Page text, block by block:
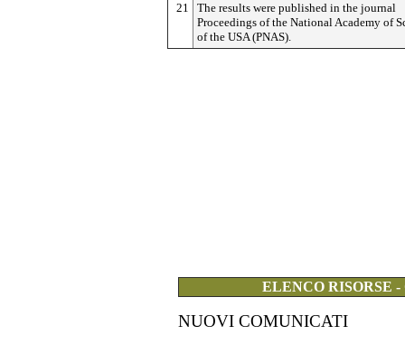
21
The results were published in the journal
Proceedings of the National Academy of
of the USA (PNAS).
ELENCO RISORSE
NUOVI COMUNICATI